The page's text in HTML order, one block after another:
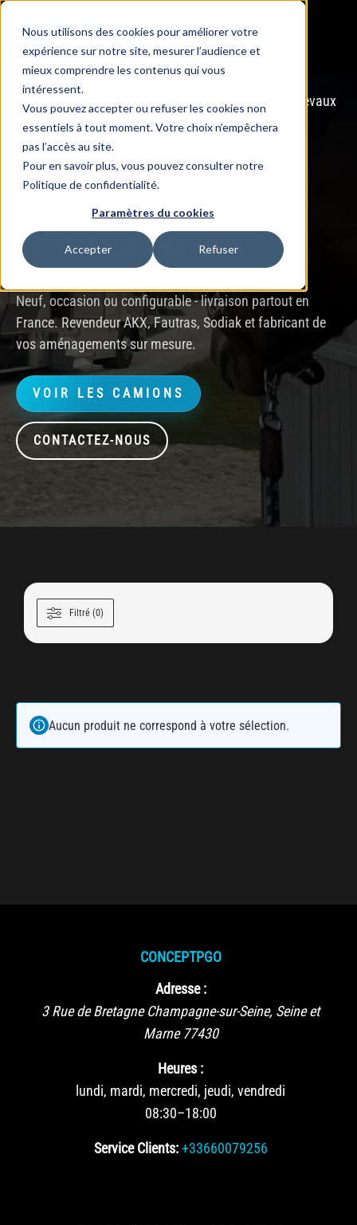
Nous utilisons des cookies pour améliorer votre
expérience sur notre site, mesurer l’audience et
mieux comprendre les contenus qui vous
intéressent.
Vous pouvez accepter ou refuser les cookies non
essentiels à tout moment. Votre choix n’empêchera
pas l’accès au site.
Pour en savoir plus, vous pouvez consulter notre
Politique de confidentialité.
Paramètres du cookies
Accepter Refuser
BOUTIQUE
Accueil Boutique camions chevaux » Camions Chevaux
Vendu
SPÉCIALISTE & FABRICANT
DEPUIS 2008
Camions chevaux à vendre
VL, PL & Sur Mesure
Neuf, occasion ou configurable - livraison partout en
France. Revendeur AKX, Fautras, Sodiak et fabricant de
vos aménagements sur mesure.
VOIR LES CAMIONS
CONTACTEZ-NOUS
Filtré (0)
Aucun produit ne correspond à votre sélection.
CONCEPTPGO
Adresse :
3 Rue de Bretagne Champagne-sur-Seine, Seine et
Marne 77430
Heures :
lundi, mardi, mercredi, jeudi, vendredi
08:30–18:00
Service Clients: +33660079256